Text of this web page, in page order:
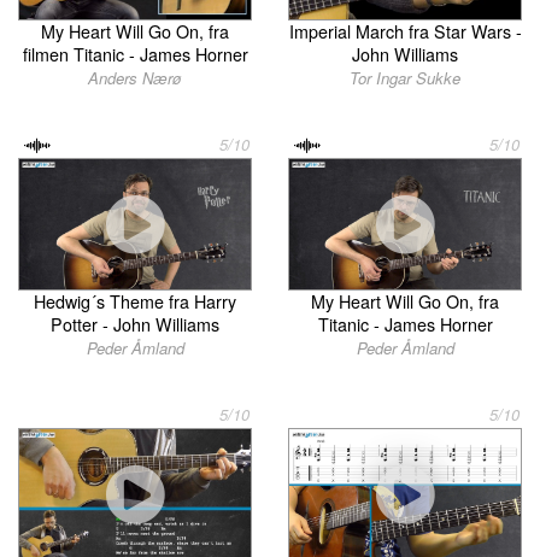
My Heart Will Go On, fra
filmen Titanic - James Horner
Anders Nærø
Imperial March fra Star Wars -
John Williams
Tor Ingar Sukke
5/10
Hedwig´s Theme fra Harry
Potter - John Williams
Peder Åmland
5/10
My Heart Will Go On, fra
Titanic - James Horner
Peder Åmland
5/10 5/10